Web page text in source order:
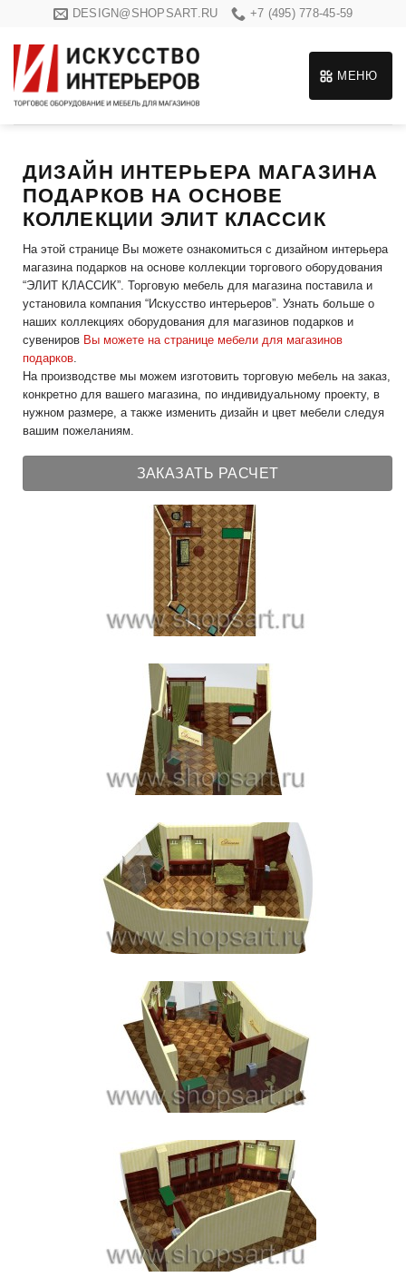
content
DESIGN@SHOPSART.RU +7 (495) 778-45-59
МЕНЮ
ДИЗАЙН ИНТЕРЬЕРА МАГАЗИНА
ПОДАРКОВ НА ОСНОВЕ
КОЛЛЕКЦИИ ЭЛИТ КЛАССИК
На этой странице Вы можете ознакомиться с дизайном интерьера
магазина подарков на основе коллекции торгового оборудования
“ЭЛИТ КЛАССИК”. Торговую мебель для магазина поставила и
установила компания “Искусство интерьеров”. Узнать больше о
наших коллекциях оборудования для магазинов подарков и
сувениров Вы можете на странице мебели для магазинов
подарков.
На производстве мы можем изготовить торговую мебель на заказ,
конкретно для вашего магазина, по индивидуальному проекту, в
нужном размере, а также изменить дизайн и цвет мебели следуя
вашим пожеланиям.
ЗАКАЗАТЬ РАСЧЕТ